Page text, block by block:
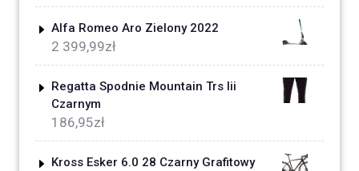
Alfa Romeo Aro Zielony 2022
2 399,99zł
Regatta Spodnie Mountain Trs Iii
Czarnym
186,95zł
Kross Esker 6.0 28 Czarny Grafitowy